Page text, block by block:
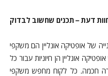
דעת – תכנים שחשוב לבדוק
של אופטיקה אונליין הם משקפי
אונליין הן חיוניות עבור כל
חכמה. כל לקוח מחפש משקפי